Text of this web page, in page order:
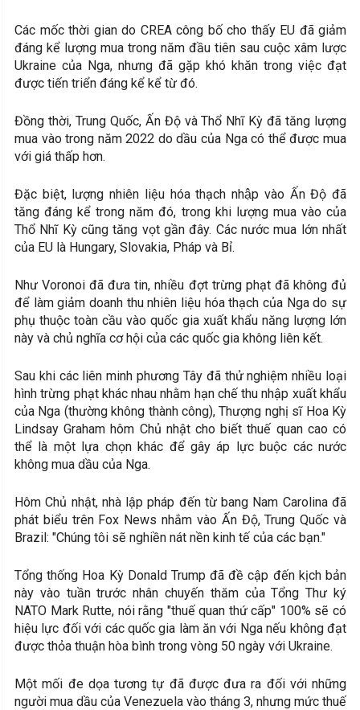
Các mốc thời gian do CREA công bố cho thấy EU đã giảm
đáng kể lượng mua trong năm đầu tiên sau cuộc xâm lược
Ukraine của Nga, nhưng đã gặp khó khăn trong việc đạt
được tiến triển đáng kể kể từ đó.
Đồng thời, Trung Quốc, Ấn Độ và Thổ Nhĩ Kỳ đã tăng lượng
mua vào trong năm 2022 do dầu của Nga có thể được mua
với giá thấp hơn.
Đặc biệt, lượng nhiên liệu hóa thạch nhập vào Ấn Độ đã
tăng đáng kể trong năm đó, trong khi lượng mua vào của
Thổ Nhĩ Kỳ cũng tăng vọt gần đây. Các nước mua lớn nhất
của EU là Hungary, Slovakia, Pháp và Bỉ.
Như Voronoi đã đưa tin, nhiều đợt trừng phạt đã không đủ
để làm giảm doanh thu nhiên liệu hóa thạch của Nga do sự
phụ thuộc toàn cầu vào quốc gia xuất khẩu năng lượng lớn
này và chủ nghĩa cơ hội của các quốc gia không liên kết.
Sau khi các liên minh phương Tây đã thử nghiệm nhiều loại
hình trừng phạt khác nhau nhằm hạn chế thu nhập xuất khẩu
của Nga (thường không thành công), Thượng nghị sĩ Hoa Kỳ
Lindsay Graham hôm Chủ nhật cho biết thuế quan cao có
thể là một lựa chọn khác để gây áp lực buộc các nước
không mua dầu của Nga.
Hôm Chủ nhật, nhà lập pháp đến từ bang Nam Carolina đã
phát biểu trên Fox News nhắm vào Ấn Độ, Trung Quốc và
Brazil: "Chúng tôi sẽ nghiền nát nền kinh tế của các bạn."
Tổng thống Hoa Kỳ Donald Trump đã đề cập đến kịch bản
này vào tuần trước nhân chuyến thăm của Tổng Thư ký
NATO Mark Rutte, nói rằng "thuế quan thứ cấp" 100% sẽ có
hiệu lực đối với các quốc gia làm ăn với Nga nếu không đạt
được thỏa thuận hòa bình trong vòng 50 ngày với Ukraine.
Một mối đe dọa tương tự đã được đưa ra đối với những
người mua dầu của Venezuela vào tháng 3, nhưng mức thuế